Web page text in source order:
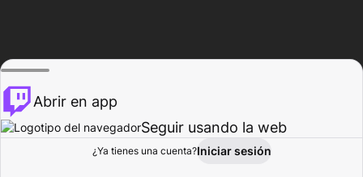
Explorar Actividad
Abrir en app
Seguir usando la web
¿Ya tienes una cuenta?Iniciar sesión